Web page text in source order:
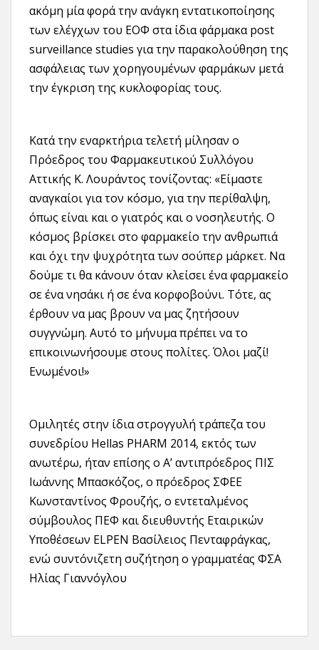
ακόμη μία φορά την ανάγκη εντατικοποίησης
των ελέγχων του ΕΟΦ στα ίδια φάρμακα post
surveillance studies για την παρακολούθηση της
ασφάλειας των χορηγουμένων φαρμάκων μετά
την έγκριση της κυκλοφορίας τους.
Κατά την εναρκτήρια τελετή μίλησαν ο
Πρόεδρος του Φαρμακευτικού Συλλόγου
Αττικής Κ. Λουράντος τονίζοντας: «Είμαστε
αναγκαίοι για τον κόσμο, για την περίθαλψη,
όπως είναι και ο γιατρός και ο νοσηλευτής. Ο
κόσμος βρίσκει στο φαρμακείο την ανθρωπιά
και όχι την ψυχρότητα των σούπερ μάρκετ. Να
δούμε τι θα κάνουν όταν κλείσει ένα φαρμακείο
σε ένα νησάκι ή σε ένα κορφοβούνι. Τότε, ας
έρθουν να μας βρουν να μας ζητήσουν
συγγνώμη. Αυτό το μήνυμα πρέπει να το
επικοινωνήσουμε στους πολίτες. Όλοι μαζί!
Ενωμένοι!»
Ομιλητές στην ίδια στρογγυλή τράπεζα του
συνεδρίου Hellas PHARM 2014, εκτός των
ανωτέρω, ήταν επίσης ο Α’ αντιπρόεδρος ΠΙΣ
Ιωάννης Μπασκόζος, ο πρόεδρος ΣΦΕΕ
Κωνσταντίνος Φρουζής, ο εντεταλμένος
σύμβουλος ΠΕΦ και διευθυντής Εταιρικών
Υποθέσεων ELPEN Βασίλειος Πενταφράγκας,
ενώ συντόνιζετη συζήτηση ο γραμματέας ΦΣΑ
Ηλίας Γιαννόγλου